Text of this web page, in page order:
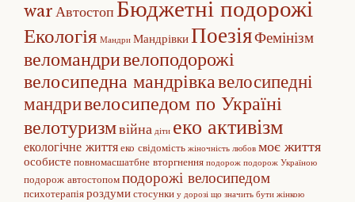
warАвтостопБюджетні подорожі
Екологія Мандри МандрівкиПоезіяФемінізм
веломандривелоподорожі
велосипедна мандрівкавелосипедні
мандривелосипедом по Україні
велотуризмвійна діти еко активізм
екологічне життяеко свідомість жіночність любов моє життя
особисте повномасшатбне вторгнення подорож подорож Україною
подорож автостопомподорожі велосипедом
психотерапіяроздумистосунки у дорозі що значить бути жінкою